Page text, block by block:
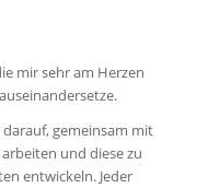
mir sehr am Herzen
gemeinsam mit
und diese zu
entwickeln. Jeder